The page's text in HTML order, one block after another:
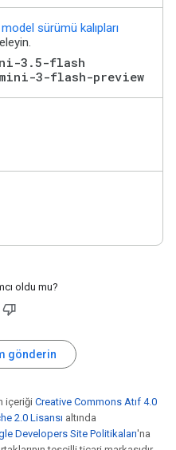
model sürümü kalıpları
3.5-flash
3-flash-preview
oldu mu?
gönderin
içeriği Creative Commons Atıf 4.0
2.0 Lisansı altında
Developers Site Politikaları'na